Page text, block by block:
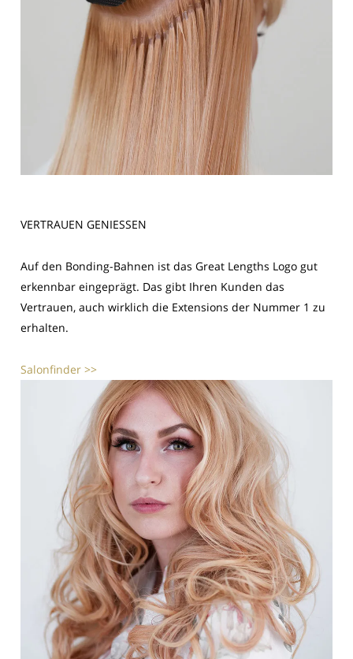
VERTRAUEN GENIESSEN
Auf den Bonding-Bahnen ist das Great Lengths Logo gut
erkennbar eingeprägt. Das gibt Ihren Kunden das
Vertrauen, auch wirklich die Extensions der Nummer 1 zu
erhalten.
Salonfinder >>